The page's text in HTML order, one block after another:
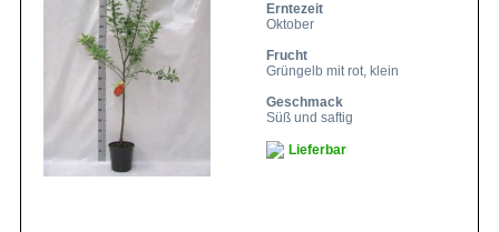
Erntezeit
Oktober
Frucht
Grüngelb mit rot, klein
Geschmack
Süß und saftig
Lieferbar